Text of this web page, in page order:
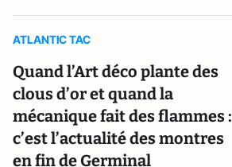
ATLANTIC TAC
Quand l’Art déco plante des
clous d’or et quand la
mécanique fait des flammes :
c’est l’actualité des montres
en fin de Germinal